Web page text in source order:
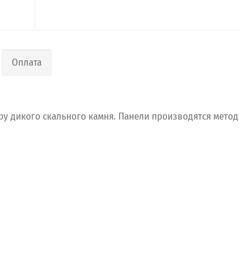
Оплата
дикого скального камня. Панели производятся